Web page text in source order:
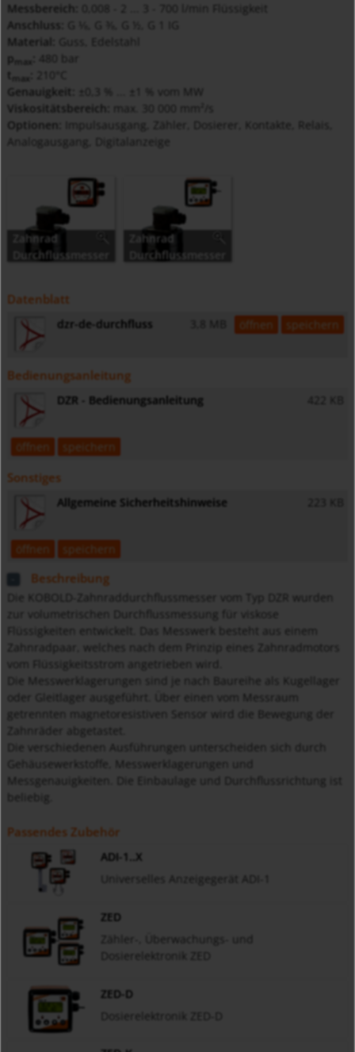
Messbereich:
0,008 - 2 ... 3 - 700 l/min Flüssigkeit
Anschluss:
Material:
p
max
480 bar
t
max
Genauigkeit:
±0,3 % ... ±1 % vom MW
Viskositätsbereich:
max. 30 000 mm²/s
Optionen:
Impulsausgang, Zähler, Dosierer, Kontakte, Relais,
Analogausgang, Digitalanzeige
Zahnrad
Durchflussmesser
Zahnrad
Durchflussmesser
Datenblatt
dzr-de-durchfluss öffnen speichern
Bedienungsanleitung
DZR - Bedienungsanleitung 422 KB
öffnen speichern
Sonstiges
Allgemeine Sicherheitshinweise 223 KB
öffnen speichern
Beschreibung
Die KOBOLD-Zahnraddurchflussmesser vom Typ DZR wurden
zur volumetrischen Durchflussmessung für viskose
Flüssigkeiten entwickelt. Das Messwerk besteht aus einem
Zahnradpaar, welches nach dem Prinzip eines Zahnradmotors
vom Flüssigkeitsstrom angetrieben wird.
Die Messwerklagerungen sind je nach Baureihe als Kugellager
oder Gleitlager ausgeführt. Über einen vom Messraum
getrennten magnetoresistiven Sensor wird die Bewegung der
Zahnräder abgetastet.
Die verschiedenen Ausführungen unterscheiden sich durch
Gehäusewerkstoffe, Messwerklagerungen und
Messgenauigkeiten. Die Einbaulage und Durchflussrichtung ist
beliebig.
Passendes Zubehör
ADI-1..X
Universelles Anzeigegerät ADI-1
ZED
Zähler-, Überwachungs- und
Dosierelektronik ZED
ZED-D
Dosierelektronik ZED-D